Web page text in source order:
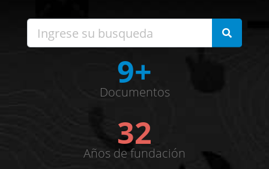
9+
Documentos
32
Años de fundación